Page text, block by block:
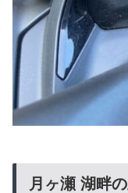
月ヶ瀬 湖畔